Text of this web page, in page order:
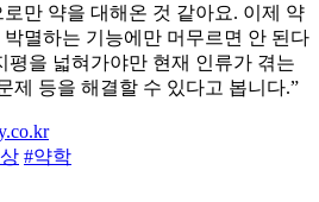
만 약을 대해온 것 같아요. 이제 약
멸하는 기능에만 머무르면 안 된다
평을 넓혀가야만 현재 인류가 겪는
제 등을 해결할 수 있다고 봅니다.”
#약학